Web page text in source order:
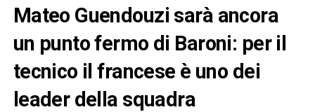
Mateo Guendouzi sarà ancora
un punto fermo di Baroni: per il
tecnico il francese è uno dei
leader della squadra